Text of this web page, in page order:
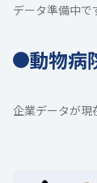
データ準備中で
動物病
企業データが現